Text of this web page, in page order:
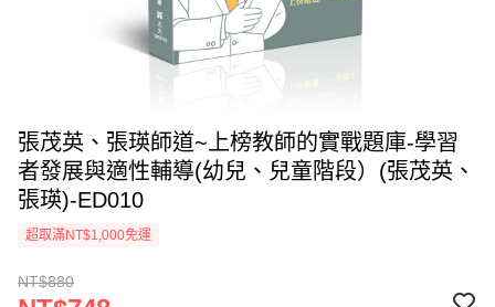
張茂英、張瑛師道~上榜教師的實戰題庫-學習
者發展與適性輔導(幼兒、兒童階段）(張茂英、
張瑛)-ED010
超取滿NT$1,000免運
NT$880